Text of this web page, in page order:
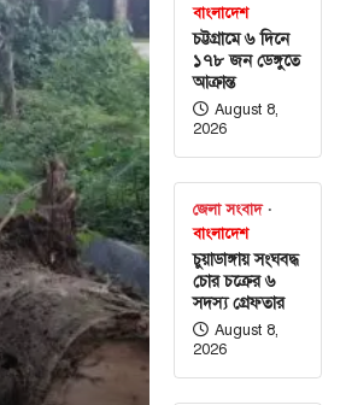
বাংলাদেশ
চট্টগ্রামে ৬ দিনে
১৭৮ জন ডেঙ্গুতে
আক্রান্ত
August 8,
2026
জেলা সংবাদ
বাংলাদেশ
চুয়াডাঙ্গায় সংঘবদ্ধ
চোর চক্রের ৬
সদস্য গ্রেফতার
August 8,
2026